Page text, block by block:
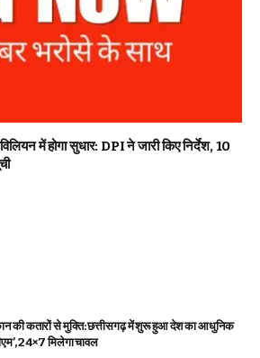
में होगा सुधार: DPI ने जारी किए निर्देश, 10
की कतारों से मुक्ति: छत्तीसगढ़ में शुरू हुआ देश का आधुनिक
24×7 मिलेगा चावल